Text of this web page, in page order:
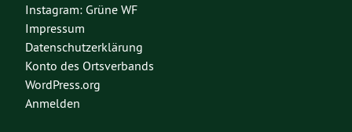
Instagram: Grüne WF
Impressum
Datenschutzerklärung
Konto des Ortsverbands
WordPress.org
Anmelden